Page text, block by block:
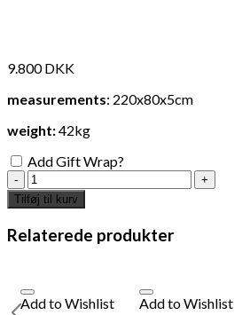
9.800DKK
measurements: 220x80x5cm
weight:42kg
Add Gift Wrap?
Toulouse
mirror
220x80x5cm
antal
Tilføj til kurv
Relaterede produkter
Add to Wishlist
Add to Wishlist